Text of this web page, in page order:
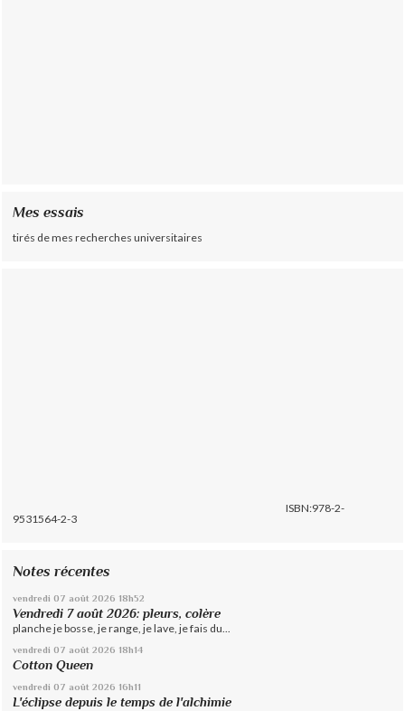
Mes essais
tirés de mes recherches universitaires
ISBN:978-2-
9531564-2-3
Notes récentes
vendredi 07 août 2026 18h52
Vendredi 7 août 2026: pleurs, colère
planche je bosse, je range, je lave, je fais du...
vendredi 07 août 2026 18h14
Cotton Queen
vendredi 07 août 2026 16h11
L'éclipse depuis le temps de l'alchimie